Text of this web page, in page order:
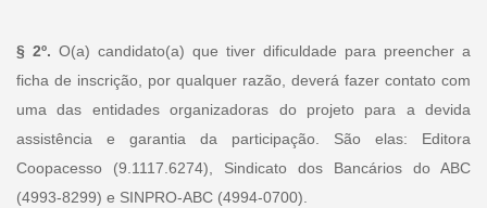
§ 2º. O(a) candidato(a) que tiver dificuldade para preencher a
ficha de inscrição, por qualquer razão, deverá fazer contato com
uma das entidades organizadoras do projeto para a devida
assistência e garantia da participação. São elas: Editora
Coopacesso (9.1117.6274), Sindicato dos Bancários do ABC
(4993-8299) e SINPRO-ABC (4994-0700).